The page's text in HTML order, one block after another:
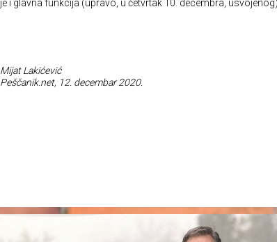
je i glavna funkcija (upravo, u četvrtak 10. decembra,
Mijat Lakićević
Peščanik.net, 12. decembar 2020.